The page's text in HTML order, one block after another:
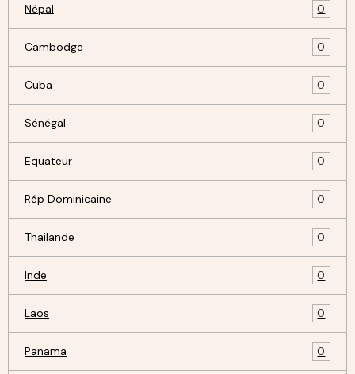
Népal 0
Cambodge 0
Cuba 0
Sénégal 0
Equateur 0
Rép Dominicaine 0
Thailande 0
Inde 0
Laos 0
Panama 0